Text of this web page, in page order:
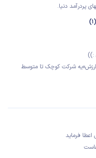
پردرآمد دنیا.
(1)
:))
شرکت کوچک تا متوسط
فرماید